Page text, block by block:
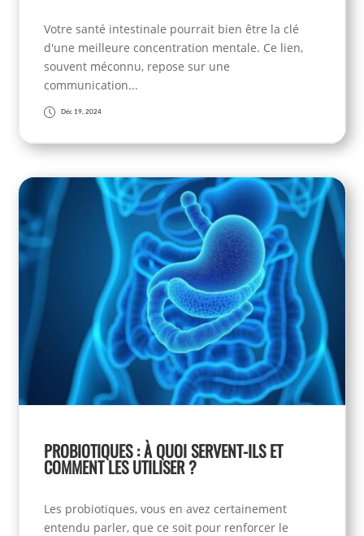
Votre santé intestinale pourrait bien être la clé
d'une meilleure concentration mentale. Ce lien,
souvent méconnu, repose sur une
communication...
Déc 19, 2024
PROBIOTIQUES : À QUOI SERVENT-ILS ET
COMMENT LES UTILISER ?
Les probiotiques, vous en avez certainement
entendu parler, que ce soit pour renforcer le